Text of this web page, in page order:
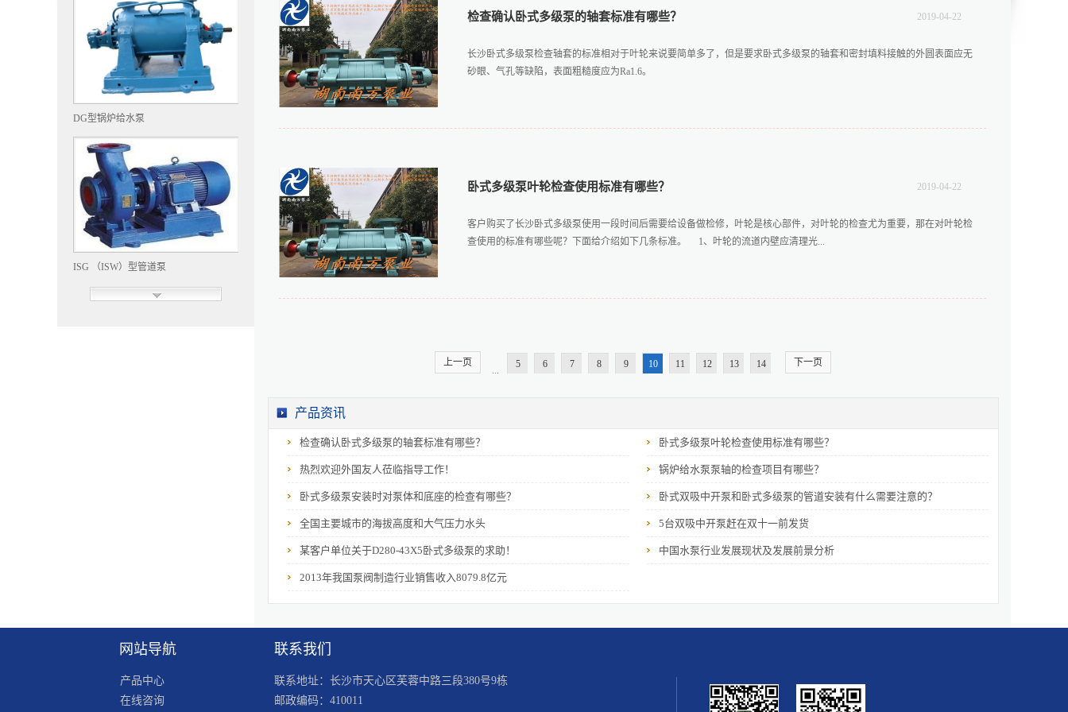
DG型锅炉给水泵
ISG （ISW）型管道泵
检查确认卧式多级泵的轴套标准有哪些？
长沙卧式多级泵检查轴套的标准相对于叶轮来说要简单多了，但是要求卧式多级泵的轴套和密封填料接触的外圆表面应无
砂眼、气孔等缺陷，表面粗糙度应为Ra1.6。
2019-04-22
卧式多级泵叶轮检查使用标准有哪些？
客户购买了长沙卧式多级泵使用一段时间后需要给设备做检修，叶轮是核心部件，对叶轮的检查尤为重要，那在对叶轮检
查使用的标准有哪些呢？下面给介绍如下几条标准。 1、叶轮的流道内壁应清理光...
为3g； 叶轮外圆直径为200-...
2019-04-22
上一页
...
5 6 7 8 9 10 11 12 13 14 下一页
产品资讯
检查确认卧式多级泵的轴套标准有哪些？ 卧式多级泵叶轮检查使用标准有哪些？
热烈欢迎外国友人莅临指导工作！ 锅炉给水泵泵轴的检查项目有哪些？
卧式多级泵安装时对泵体和底座的检查有哪些？ 卧式双吸中开泵和卧式多级泵的管道安装有什么需要注意的？
全国主要城市的海拔高度和大气压力水头 5台双吸中开泵赶在双十一前发货
某客户单位关于D280-43X5卧式多级泵的求助！ 中国水泵行业发展现状及发展前景分析
2013年我国泵阀制造行业销售收入8079.8亿元
网站导航
产品中心
在线咨询
联系我们
联系地址：长沙市天心区芙蓉中路三段380号9栋
邮政编码：410011